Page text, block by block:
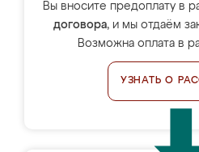
Вы вносите предоплату в
договора, и мы отдаём
Возможна оплата в
УЗНАТЬ О